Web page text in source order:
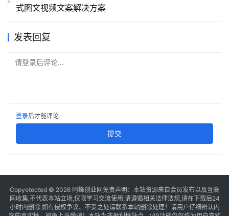
式图文视频文案解决方案
发表回复
请登录后评论...
登录后才能评论
提交
Copyotected © 2026 阿峰创业网 免责声明：本站资源来自会员发布以及互联
网收集,不代表本站立场,仅限学习交流使用,请遵循相关法律法规,请在下载后24
小时内删除.如有侵权争议、不妥之处请联系本站删除处理！请用户仔细辨认内